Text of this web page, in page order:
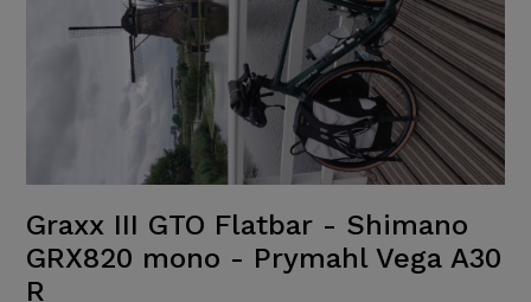
Graxx III GTO Flatbar - Shimano
GRX820 mono - Prymahl Vega A30
R